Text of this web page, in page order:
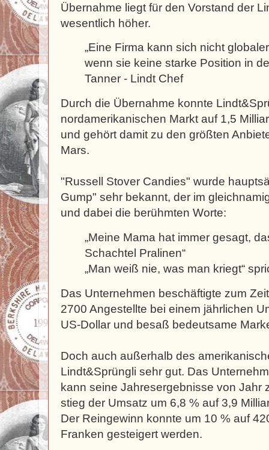
Übernahme liegt für den Vorstand der
wesentlich höher.
„Eine Firma kann sich nicht
wenn sie keine starke Position in
Tanner - Lindt Chef
Durch die Übernahme konnte
nordamerikanischen Markt auf 1,5
und gehört damit zu den größten
Mars.
"Russell Stover Candies" wurde
Gump" sehr bekannt, der im
und dabei die berühmten Worte:
„Meine Mama hat immer gesagt,
Schachtel Pralinen“
„Man weiß nie, was man kriegt“
Das Unternehmen beschäftigte zum
2700 Angestellte bei einem jährlichen
US-Dollar und besaß bedeutsame
Doch auch außerhalb des
Lindt&Sprüngli sehr gut. Das
kann seine Jahresergebnisse von Jahr
stieg der Umsatz um 6,8 % auf 3,9
Der Reingewinn konnte um 10 % auf
Franken gesteigert werden.